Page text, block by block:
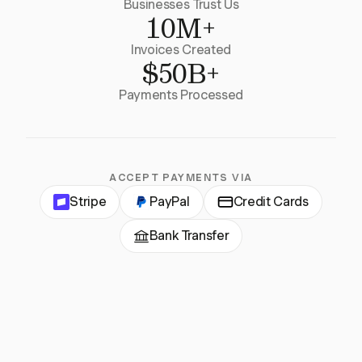
Businesses Trust Us
10M+
Invoices Created
$50B+
Payments Processed
ACCEPT PAYMENTS VIA
Stripe PayPal Credit Cards
Bank Transfer